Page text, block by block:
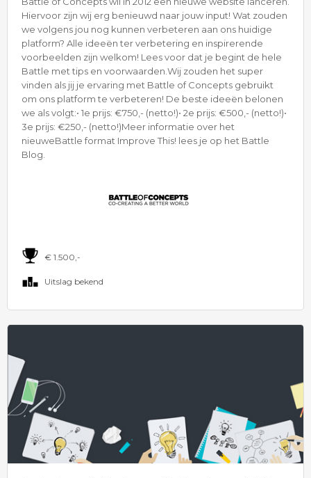
Hiervoor zijn wij erg benieuwd naar jouw input! Wat zouden
we volgens jou nog kunnen verbeteren aan ons huidige
platform? Alle ideeën ter verbetering en inspirerende
voorbeelden zijn welkom! Lees voor dat je begint de hele
Battle met tips en voorwaarden.Wij zouden het super
vinden als jij je ervaring met Battle of Concepts gebruikt
om ons platform te verbeteren! De beste ideeën belonen
we als volgt:• 1e prijs: €750,- (netto!)• 2e prijs: €500,- (netto!)•
3e prijs: €250,- (netto!)Meer informatie over het
nieuweBattle format Improve This! lees je op het Battle
Blog.
€ 1.500,-
Uitslag bekend